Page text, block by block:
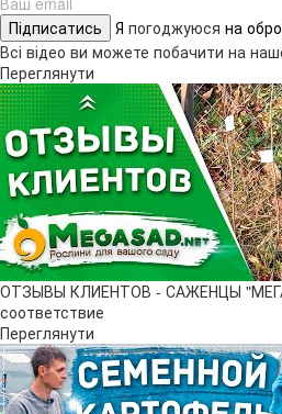
Підписатись Я погоджуюся на
Всі відео ви можете побачити на
Переглянути
ОТЗЫВЫ КЛИЕНТОВ - САЖЕНЦЫ
соответствие
Переглянути